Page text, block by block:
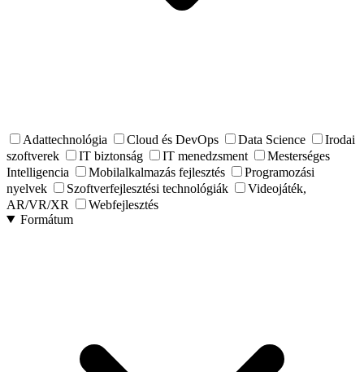
Adattechnológia Cloud és DevOps Data Science
Irodai
szoftverek
IT biztonság IT menedzsment
Mesterséges
Intelligencia
Mobilalkalmazás fejlesztés
Programozási
nyelvek
Szoftverfejlesztési technológiák
Videojáték,
AR/VR/XR
Webfejlesztés
Formátum